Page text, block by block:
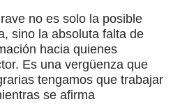
no es solo la posible
sino la absoluta falta de
hacia quienes
Es una vergüenza que
tengamos que trabajar
se afirma